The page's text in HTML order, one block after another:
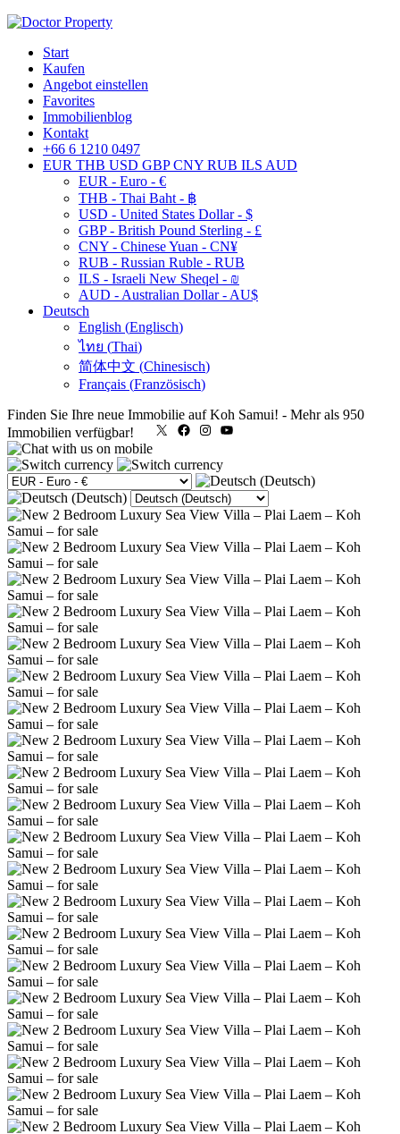
Start
Kaufen
Angebot einstellen
Favorites
Immobilienblog
Kontakt
+66 6 1210 0497
EUR THB USD GBP CNY RUB ILS AUD
EUR - Euro - €
THB - Thai Baht - ฿
USD - United States Dollar - $
GBP - British Pound Sterling - £
CNY - Chinese Yuan - CN¥
RUB - Russian Ruble - RUB
ILS - Israeli New Sheqel - ₪
AUD - Australian Dollar - AU$
Deutsch
English (Englisch)
ไทย (Thai)
简体中文 (Chinesisch)
Français (Französisch)
Finden Sie Ihre neue Immobilie auf Koh Samui! - Mehr als 950
Immobilien verfügbar!
X FacebookInstagram